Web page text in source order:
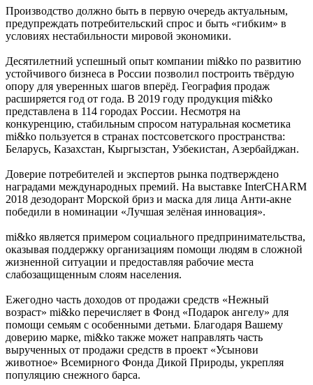
Производство должно быть в первую очередь актуальным,
предупреждать потребительский спрос и быть «гибким» в
условиях нестабильности мировой экономики.
Десятилетний успешный опыт компании mi&ko по развитию
устойчивого бизнеса в России позволил построить твёрдую
опору для уверенных шагов вперёд. География продаж
расширяется год от года. В 2019 году продукция mi&ko
представлена в 114 городах России. Несмотря на
конкуренцию, стабильным спросом натуральная косметика
mi&ko пользуется в странах постсоветского пространства:
Беларусь, Казахстан, Кыргызстан, Узбекистан, Азербайджан.
Доверие потребителей и экспертов рынка подтверждено
наградами международных премий. На выставке InterCHARM
2018 дезодорант Морской бриз и маска для лица Анти-акне
победили в номинации «Лучшая зелёная инновация».
mi&ko является примером социального предпринимательства,
оказывая поддержку организациям помощи людям в сложной
жизненной ситуации и предоставляя рабочие места
слабозащищенным слоям населения.
Ежегодно часть доходов от продажи средств «Нежный
возраст» mi&ko перечисляет в Фонд «Подарок ангелу» для
помощи семьям с особенными детьми. Благодаря Вашему
доверию марке, mi&ko также может направлять часть
вырученных от продажи средств в проект «Усынови
животное» Всемирного Фонда Дикой Природы, укрепляя
популяцию снежного барса.